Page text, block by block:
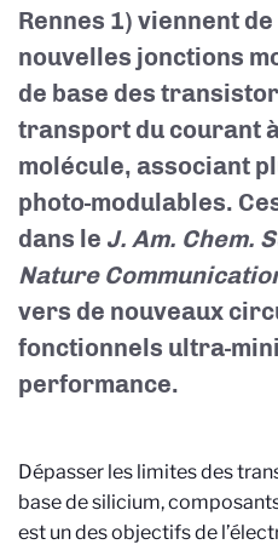
Rennes 1) viennent
nouvelles jonctions
de base des
transport du courant
molécule, associant
photo-modulables.
dans le J. Am. Chem.
Nature
vers de nouveaux
fonctionnels ultra-
performance.
Dépasser les limites des
base de silicium,
est un desobjectifs de